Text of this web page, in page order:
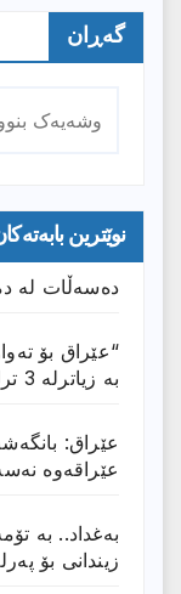
گەڕان
نوێترین
دەسەڵات لە
بە زیاترلە 3 ترلیۆن دیناری دیکە هەیە”
عێراق:
عێراقەوە
زیندانی بۆ